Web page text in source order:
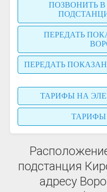
ПОЗВОНИТЬ
ПЕРЕДАТЬ
ПЕРЕДАТЬ
ТАРИФЫ НА
ТАРИФЫ
подстанция
адресу